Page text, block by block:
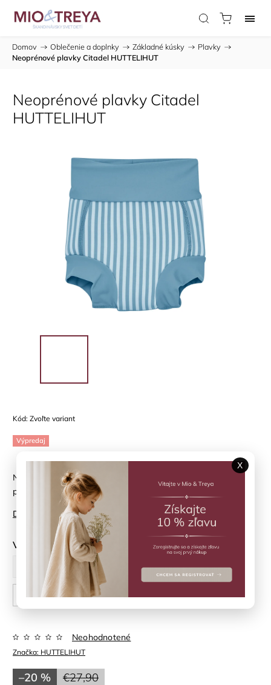
Domov / Oblečenie a doplnky / Základné kúsky / Plavky /
Neoprénové plavky Citadel HUTTELIHUT
Neoprénové plavky Citadel
HUTTELIHUT
Kód: Zvoľte variant
Výpredaj
Neoprénové plávacie nohavičky HUTTELIHUT - letné prúžky
pre najmenších
Detailné informácie
Veľkosť
62 cm
68 cm 74 cm 80 cm
86 cm 92 cm
Značka: HUTTELIHUT
Neohodnotené
€27,90
–20 %
X